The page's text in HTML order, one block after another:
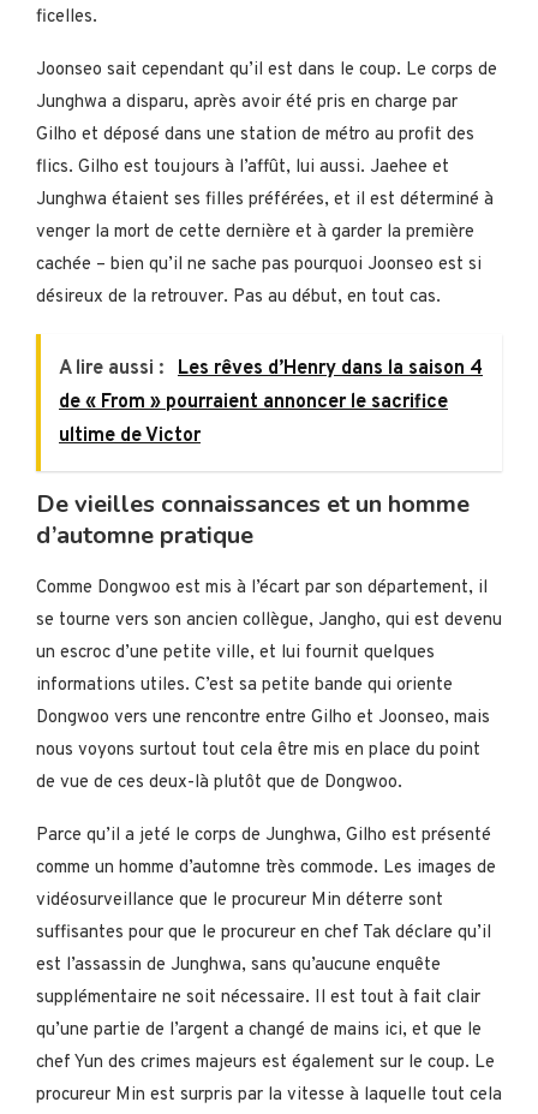
ficelles.
Joonseo sait cependant qu’il est dans le coup. Le corps de
Junghwa a disparu, après avoir été pris en charge par
Gilho et déposé dans une station de métro au profit des
flics. Gilho est toujours à l’affût, lui aussi. Jaehee et
Junghwa étaient ses filles préférées, et il est déterminé à
venger la mort de cette dernière et à garder la première
cachée – bien qu’il ne sache pas pourquoi Joonseo est si
désireux de la retrouver. Pas au début, en tout cas.
A lire aussi :
Les rêves d’Henry dans la saison 4
de « From » pourraient annoncer le sacrifice
ultime de Victor
De vieilles connaissances et un homme
d’automne pratique
Comme Dongwoo est mis à l’écart par son département, il
se tourne vers son ancien collègue, Jangho, qui est devenu
un escroc d’une petite ville, et lui fournit quelques
informations utiles. C’est sa petite bande qui oriente
Dongwoo vers une rencontre entre Gilho et Joonseo, mais
nous voyons surtout tout cela être mis en place du point
de vue de ces deux-là plutôt que de Dongwoo.
Parce qu’il a jeté le corps de Junghwa, Gilho est présenté
comme un homme d’automne très commode. Les images de
vidéosurveillance que le procureur Min déterre sont
suffisantes pour que le procureur en chef Tak déclare qu’il
est l’assassin de Junghwa, sans qu’aucune enquête
supplémentaire ne soit nécessaire. Il est tout à fait clair
qu’une partie de l’argent a changé de mains ici, et que le
chef Yun des crimes majeurs est également sur le coup. Le
procureur Min est surpris par la vitesse à laquelle tout cela